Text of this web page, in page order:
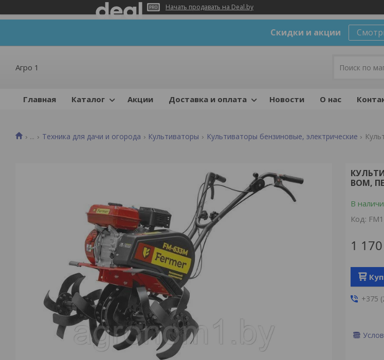
Начать продавать на Deal.by
Скидки и акции
Агро 1
Главная Каталог Акции Доставка и оплата Новости О нас
... Техника для дачи и огорода Культиваторы Культиваторы бензиновые, электрические
ВОМ,
В
Код:
1 170
+375